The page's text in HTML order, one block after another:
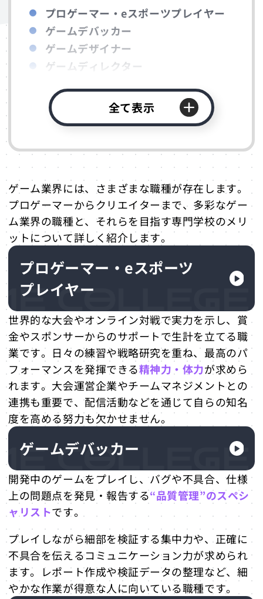
プロゲーマー・eスポーツプレイヤー
ゲームデバッカー
ゲームデザイナー
ゲームディレクター
ゲームプロデューサー
ゲームプログラマー
ゲームグラフィックデザイナー
サウンドクリエイター
キャラクターデザイナー
イラストレーター
モーションデザイナー
ストリーマー
ゲームの専門学校へ通うメリット
全て表示
ゲーム業界には、さまざまな職種が存在します。
プロゲーマーからクリエイターまで、多彩なゲー
ム業界の職種と、それらを目指す専門学校のメリ
ットについて詳しく紹介します。
プロゲーマー・eスポーツ
プレイヤー
世界的な大会やオンライン対戦で実力を示し、賞
金やスポンサーからのサポートで生計を立てる職
業です。日々の練習や戦略研究を重ね、最高のパ
フォーマンスを発揮できる精神力・体力が求めら
れます。大会運営企業やチームマネジメントとの
連携も重要で、配信活動などを通じて自らの知名
度を高める努力も欠かせません。
ゲームデバッカー
開発中のゲームをプレイし、バグや不具合、仕様
上の問題点を発見・報告する“品質管理”のスペシ
ャリストです。
プレイしながら細部を検証する集中力や、正確に
不具合を伝えるコミュニケーション力が求められ
ます。レポート作成や検証データの整理など、細
やかな作業が得意な人に向いている職種です。